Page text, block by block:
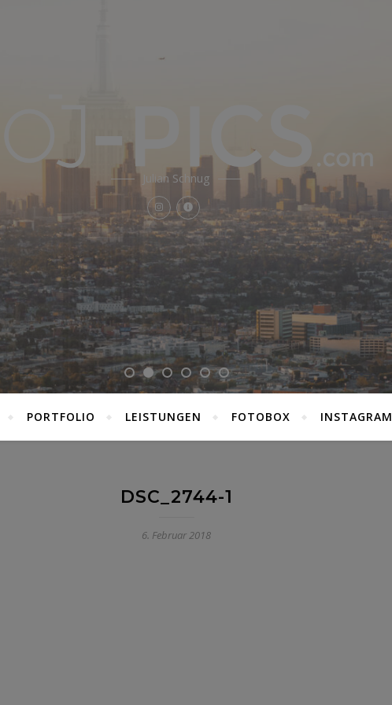
Julian Schnug
PORTFOLIO LEISTUNGEN FOTOBOX INSTAGRAM
DSC_2744-1
6. Februar 2018